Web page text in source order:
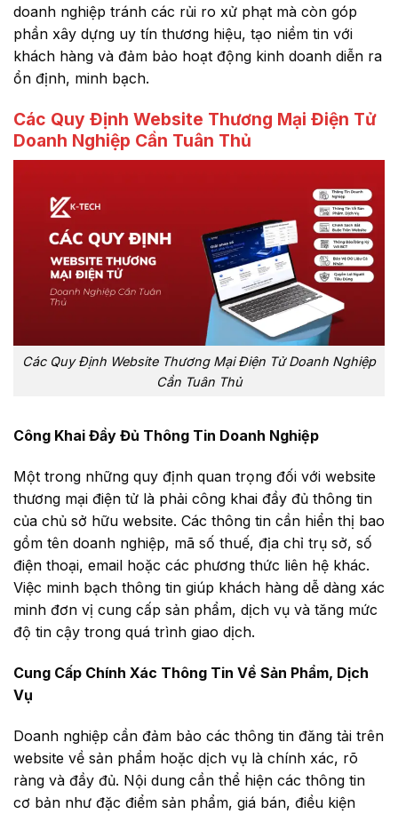
doanh nghiệp tránh các rủi ro xử phạt mà còn góp
phần xây dựng uy tín thương hiệu, tạo niềm tin với
khách hàng và đảm bảo hoạt động kinh doanh diễn ra
ổn định, minh bạch.
Các Quy Định Website Thương Mại Điện Tử
Doanh Nghiệp Cần Tuân Thủ
Các Quy Định Website Thương Mại Điện Tử Doanh Nghiệp
Cần Tuân Thủ
Công Khai Đầy Đủ Thông Tin Doanh Nghiệp
Một trong những quy định quan trọng đối với website
thương mại điện tử là phải công khai đầy đủ thông tin
của chủ sở hữu website. Các thông tin cần hiển thị bao
gồm tên doanh nghiệp, mã số thuế, địa chỉ trụ sở, số
điện thoại, email hoặc các phương thức liên hệ khác.
Việc minh bạch thông tin giúp khách hàng dễ dàng xác
minh đơn vị cung cấp sản phẩm, dịch vụ và tăng mức
độ tin cậy trong quá trình giao dịch.
Cung Cấp Chính Xác Thông Tin Về Sản Phẩm, Dịch
Vụ
Doanh nghiệp cần đảm bảo các thông tin đăng tải trên
website về sản phẩm hoặc dịch vụ là chính xác, rõ
ràng và đầy đủ. Nội dung cần thể hiện các thông tin
cơ bản như đặc điểm sản phẩm, giá bán, điều kiện